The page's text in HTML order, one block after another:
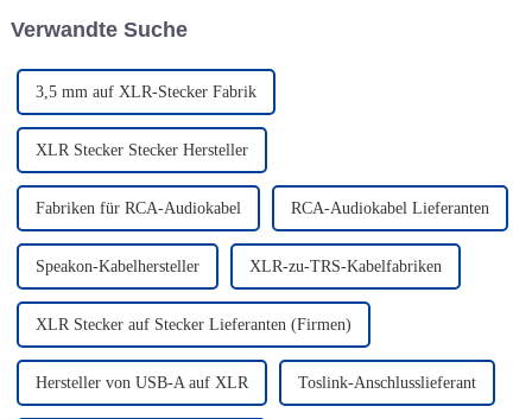
Verwandte Suche
3,5 mm auf XLR-Stecker Fabrik
XLR Stecker Stecker Hersteller
Fabriken für RCA-Audiokabel RCA-Audiokabel Lieferanten
Speakon-Kabelhersteller XLR-zu-TRS-Kabelfabriken
XLR Stecker auf Stecker Lieferanten (Firmen)
Hersteller von USB-A auf XLR Toslink-Anschlusslieferant